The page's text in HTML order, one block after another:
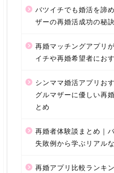
バツイチでも婚活を諦
ザーの再婚活成功の秘
再婚マッチングアプリ
イチや再婚希望者にお
シンママ婚活アプリお
グルマザーに優しい再
とめ
再婚者体験談まとめ｜
失敗例から学ぶリアル
再婚アプリ比較ランキ